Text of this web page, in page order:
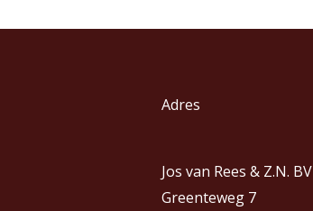
Adres
Jos van Rees & Z.N. BV
Greenteweg 7